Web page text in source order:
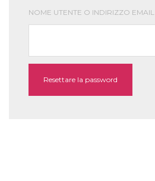
NOME UTENTE O INDIRIZZO EMAIL
Resettare la password